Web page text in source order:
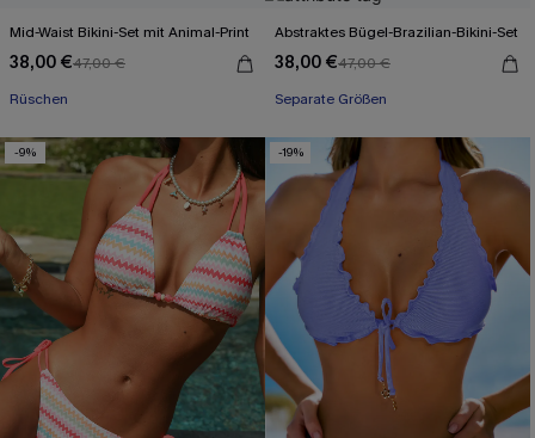
Mid-Waist Bikini-Set mit Animal-Print
38,00 €47,00 €
Rüschen
Abstraktes Bügel-Brazilian-Bikini-Set
38,00 €47,00 €
Separate Größen
-9% -19%